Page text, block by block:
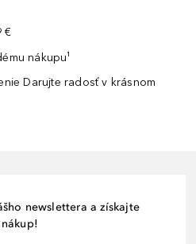
€
nákupu¹
Darujte radosť v krásnom
newslettera a získajte